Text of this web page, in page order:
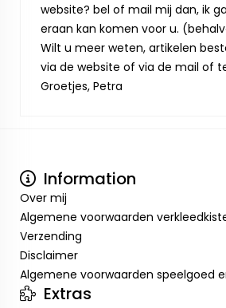
website? bel of mail mij dan, ik
eraan kan komen voor u.
Wilt u meer weten, artikelen
via de website of via de mail of
Groetjes, Petra
Information
Over mij
Algemene voorwaarden
Verzending
Disclaimer
Algemene voorwaarden speelgoed
Extras